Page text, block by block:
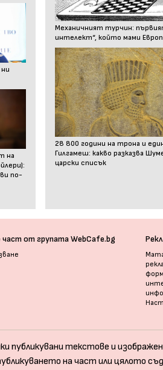
на
по-
Механичният турчин:
интелект“, който мами
28 800 години на трона и
Гилгамеш: какво разказва
царски списък
част от групата WebCafe.bg
публикувани текстове и
на част или цялото